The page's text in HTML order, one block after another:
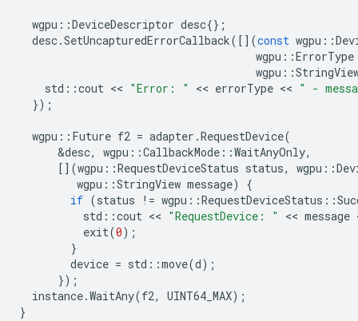
wgpu ::DeviceDescriptor desc{};
desc.SetUncapturedErrorCallback([](const wgpu ::
wgpu ::ErrorType
wgpu ::
std ::cout << "Error: " << errorType << " -
});
wgpu :: Future f2 = adapter .RequestDevice(
&desc, wgpu ::CallbackMode ::WaitAnyOnly,
[](wgpu ::RequestDeviceStatus status, wgpu ::
wgpu ::StringView message)
{
if (status != wgpu ::RequestDeviceStatus ::
std ::cout << "RequestDevice: " << message
exit(0);
}
device = std ::move(d);
});
instance.WaitAny(f2, UINT64_MAX);
}